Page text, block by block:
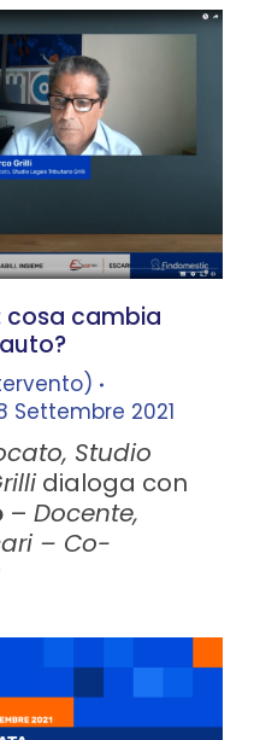
cosa cambia
Settembre 2021
Studio
dialoga con
– Docente,
– Co-